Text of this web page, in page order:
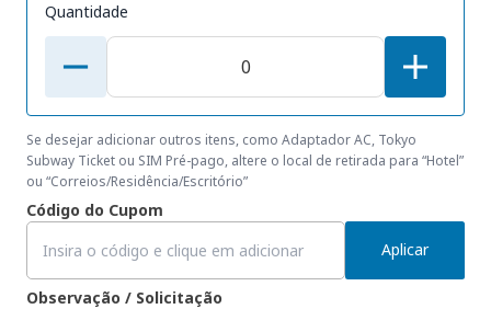
Quantidade
Se desejar adicionar outros itens, como Adaptador AC, Tokyo
Subway Ticket ou SIM Pré-pago, altere o local de retirada para “Hotel”
ou “Correios/Residência/Escritório”
Código do Cupom
Aplicar
Observação / Solicitação